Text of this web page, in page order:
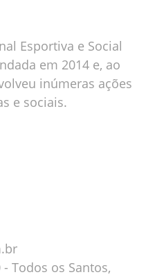
Esportiva e Social
em 2014 e, ao
inúmeras ações
e sociais.
Todos os Santos,